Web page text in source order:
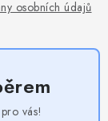
osobních údajů
vás!